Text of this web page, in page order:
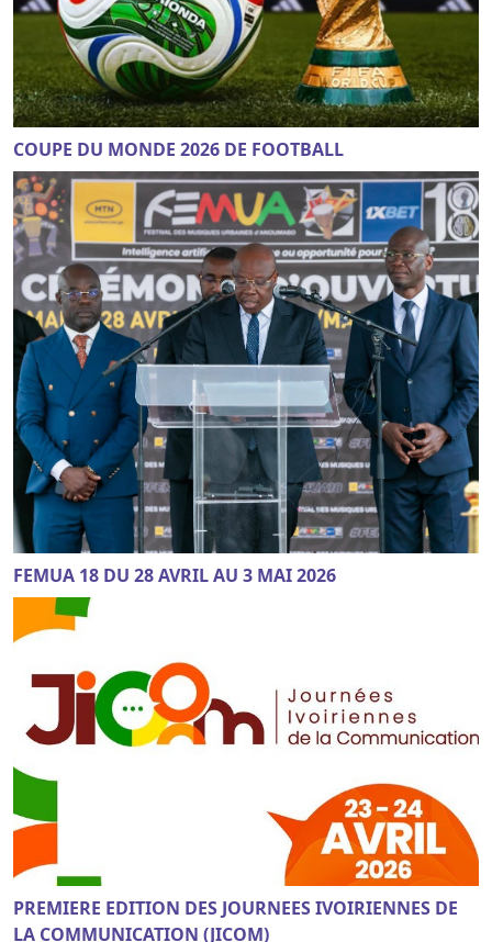
COUPE DU MONDE 2026 DE FOOTBALL
FEMUA 18 DU 28 AVRIL AU 3 MAI 2026
PREMIERE EDITION DES JOURNEES IVOIRIENNES DE
LA COMMUNICATION (JICOM)